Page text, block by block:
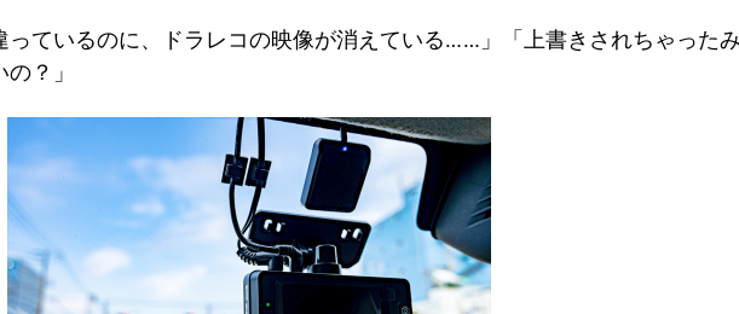
っているのに、ドラレコの映像が消えている……」「上書きされちゃった
？」